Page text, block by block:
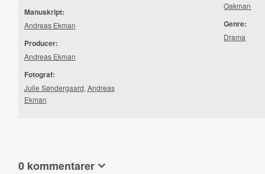
Manuskript:
Andreas Ekman
Producer:
Andreas Ekman
Fotograf:
Julie Søndergaard, Andreas
Ekman
Oakman
Genre:
Drama
0 kommentarer